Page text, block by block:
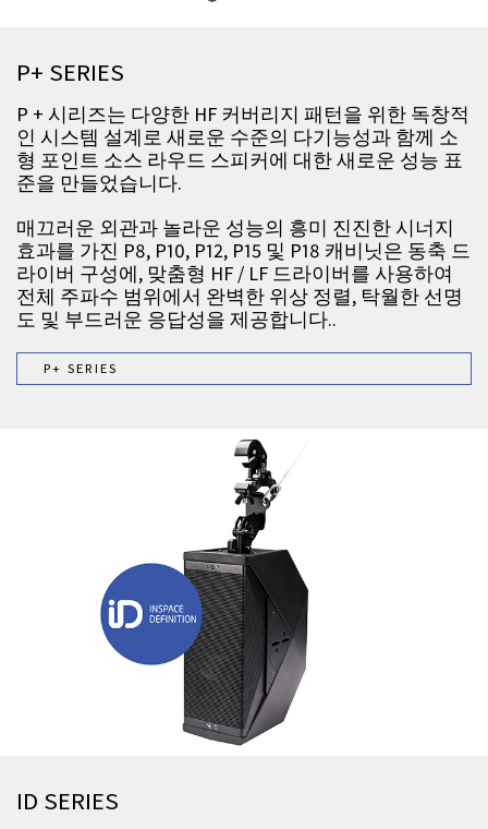
P+ SERIES
P + 시리즈는 다양한 HF 커버리지 패턴을 위한 독창적
인 시스템 설계로 새로운 수준의 다기능성과 함께 소
형 포인트 소스 라우드 스피커에 대한 새로운 성능 표
준을 만들었습니다.
매끄러운 외관과 놀라운 성능의 흥미 진진한 시너지
효과를 가진 P8, P10, P12, P15 및 P18 캐비닛은 동축 드
라이버 구성에, 맞춤형 HF / LF 드라이버를 사용하여
전체 주파수 범위에서 완벽한 위상 정렬, 탁월한 선명
도 및 부드러운 응답성을 제공합니다..
P+ SERIES
ID SERIES